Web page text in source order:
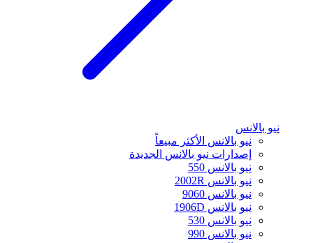
نيو بالانس
نيو بالانس الأكثر مبيعاً
إصدارات نيو بالانس الجديدة
نيو بالانس 550
نيو بالانس 2002R
نيو بالانس 9060
نيو بالانس 1906D
نيو بالانس 530
نيو بالانس 990